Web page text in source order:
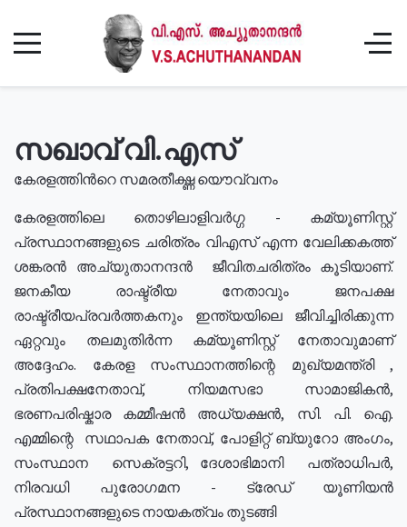
സഖാവ് വി.എസ്
കേരളത്തിൻറെ സമരതീക്ഷ്ണ യൌവ്വനം
കേരളത്തിലെ തൊഴിലാളിവർഗ്ഗ - കമ്യൂണിസ്റ്റ്
പ്രസ്ഥാനങ്ങളുടെ ചരിത്രം വിഎസ് എന്ന വേലിക്കകത്ത്
ശങ്കരൻ അച്യുതാനന്ദൻ ജീവിതചരിത്രം കൂടിയാണ്.
ജനകീയ രാഷ്ട്രീയ നേതാവും ജനപക്ഷ
രാഷ്ട്രീയപ്രവർത്തകനും ഇന്ത്യയിലെ ജീവിച്ചിരിക്കുന്ന
ഏറ്റവും തലമുതിർന്ന കമ്യൂണിസ്റ്റ് നേതാവുമാണ്
അദ്ദേഹം. കേരള സംസ്ഥാനത്തിന്റെ മുഖ്യമന്ത്രി ,
പ്രതിപക്ഷനേതാവ്, നിയമസഭാ സാമാജികൻ,
ഭരണപരിഷ്കാര കമ്മീഷൻ അധ്യക്ഷൻ, സി. പി. ഐ.
എമ്മിന്റെ സഥാപക നേതാവ്, പോളിറ്റ് ബ്യുറോ അംഗം,
സംസ്ഥാന സെക്രട്ടറി, ദേശാഭിമാനി പത്രാധിപർ,
നിരവധി പുരോഗമന - ട്രേഡ് യൂണിയൻ
പ്രസ്ഥാനങ്ങളുടെ നായകത്വം തുടങ്ങി